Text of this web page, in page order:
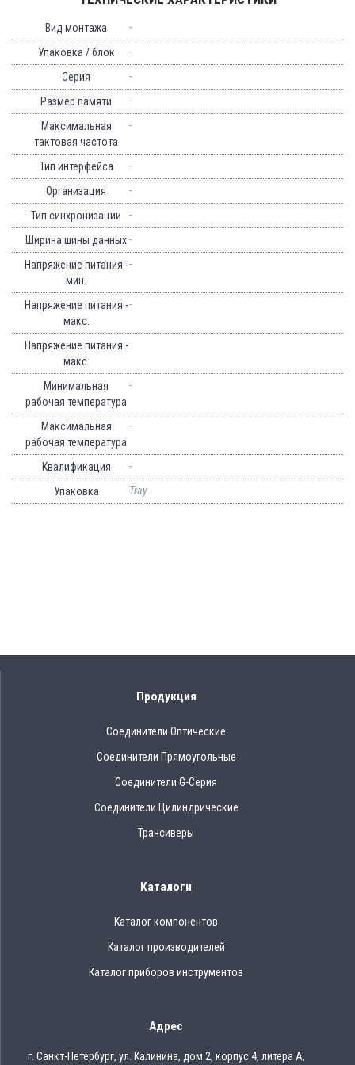
Вид монтажа
-
Упаковка / блок
-
Серия
-
Размер памяти
-
Максимальная
тактовая частота
-
Тип интерфейса
-
Организация
-
Тип синхронизации
-
Ширина шины данных-
Напряжение питания -
мин.
-
Напряжение питания -
макс.
-
Напряжение питания -
макс.
-
Минимальная
рабочая температура
-
Максимальная
рабочая температура
-
Квалификация
-
Упаковка
Tray
Продукция
Соединители Оптические
Соединители Прямоугольные
Соединители G-Серия
Соединители Цилиндрические
Трансиверы
Каталоги
Каталог компонентов
Каталог производителей
Каталог приборов инструментов
Адрес
г. Санкт-Петербург, ул. Калинина, дом 2, корпус 4, литера А,